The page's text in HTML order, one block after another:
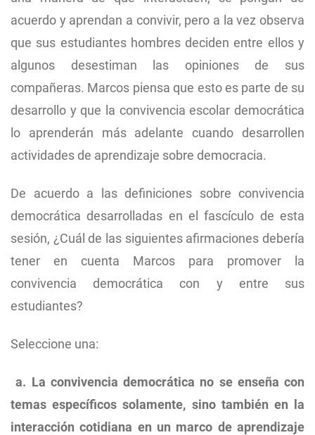
acuerdo y aprendan a convivir, pero a la vez observa
que sus estudiantes hombres deciden entre ellos y
algunos desestiman las opiniones de sus
compañeras. Marcos piensa que esto es parte de su
desarrollo y que la convivencia escolar democrática
lo aprenderán más adelante cuando desarrollen
actividades de aprendizaje sobre democracia.
De acuerdo a las definiciones sobre convivencia
democrática desarrolladas en el fascículo de esta
sesión, ¿Cuál de las siguientes afirmaciones debería
tener en cuenta Marcos para promover la
convivencia democrática con y entre sus
estudiantes?
Seleccione una:
a. La convivencia democrática no se enseña con
temas específicos solamente, sino también en la
interacción cotidiana en un marco de aprendizaje